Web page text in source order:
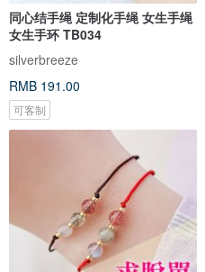
同心结手绳 定制化手绳 女生手绳
女生手环 TB034
silverbreeze
RMB 191.00
可客制